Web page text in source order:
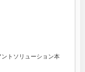
トソリューション本